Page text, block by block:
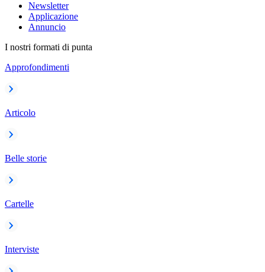
Newsletter
Applicazione
Annuncio
I nostri formati di punta
Approfondimenti
Articolo
Belle storie
Cartelle
Interviste